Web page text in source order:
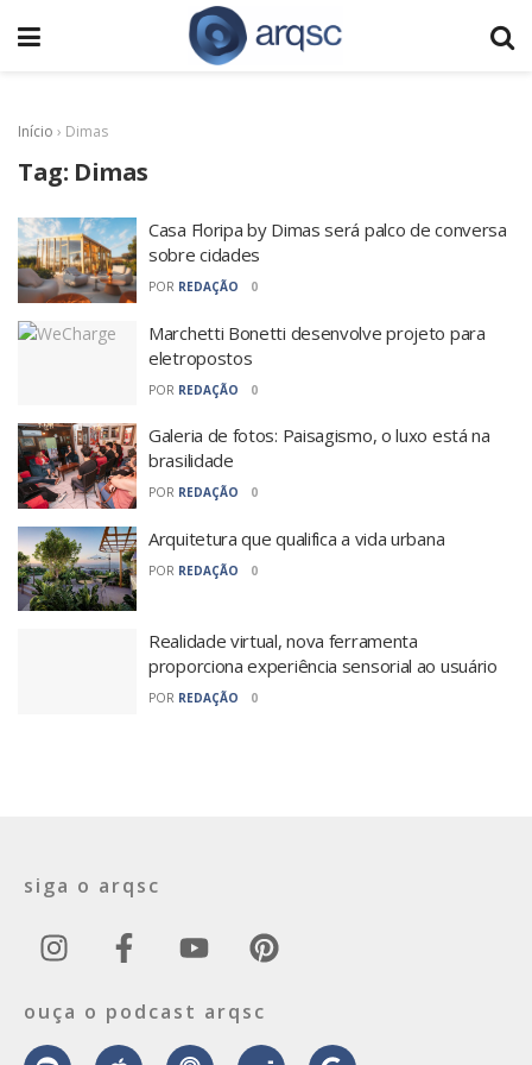
Início › Dimas
Tag: Dimas
Casa Floripa by Dimas será palco de conversa
sobre cidades
POR REDAÇÃO 0
Marchetti Bonetti desenvolve projeto para
eletropostos
POR REDAÇÃO 0
Galeria de fotos: Paisagismo, o luxo está na
brasilidade
POR REDAÇÃO 0
Arquitetura que qualifica a vida urbana
POR REDAÇÃO 0
Realidade virtual, nova ferramenta
proporciona experiência sensorial ao usuário
POR REDAÇÃO 0
siga o arqsc
ouça o podcast arqsc